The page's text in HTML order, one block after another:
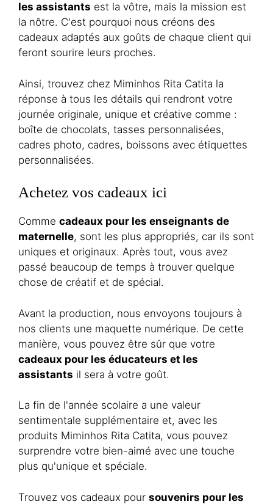
les assistants est la vôtre, mais la mission est
la nôtre. C'est pourquoi nous créons des
cadeaux adaptés aux goûts de chaque client qui
feront sourire leurs proches.
Ainsi, trouvez chez Miminhos Rita Catita la
réponse à tous les détails qui rendront votre
journée originale, unique et créative comme :
boîte de chocolats, tasses personnalisées,
cadres photo, cadres, boissons avec étiquettes
personnalisées.
Achetez vos cadeaux ici
Comme cadeaux pour les enseignants de
maternelle, sont les plus appropriés, car ils sont
uniques et originaux. Après tout, vous avez
passé beaucoup de temps à trouver quelque
chose de créatif et de spécial.
Avant la production, nous envoyons toujours à
nos clients une maquette numérique. De cette
manière, vous pouvez être sûr que votre
cadeaux pour les éducateurs et les
assistants il sera à votre goût.
La fin de l'année scolaire a une valeur
sentimentale supplémentaire et, avec les
produits Miminhos Rita Catita, vous pouvez
surprendre votre bien-aimé avec une touche
plus qu'unique et spéciale.
Trouvez vos cadeaux pour souvenirs pour les